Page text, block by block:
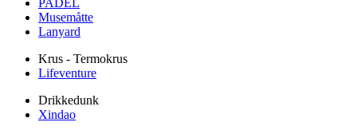
PADEL
Musemåtte
Lanyard
Krus - Termokrus
Lifeventure
Drikkedunk
Xindao